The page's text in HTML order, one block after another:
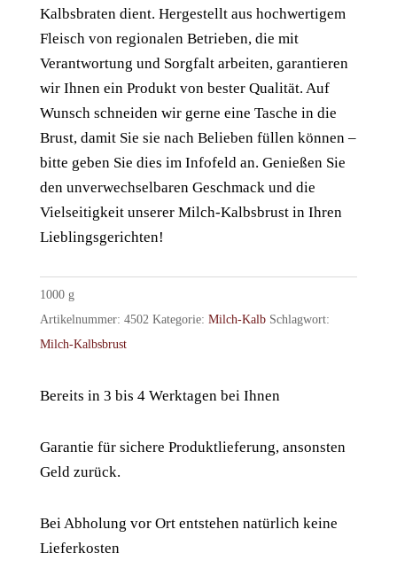
Kalbsbraten dient. Hergestellt aus hochwertigem
Fleisch von regionalen Betrieben, die mit
Verantwortung und Sorgfalt arbeiten, garantieren
wir Ihnen ein Produkt von bester Qualität. Auf
Wunsch schneiden wir gerne eine Tasche in die
Brust, damit Sie sie nach Belieben füllen können –
bitte geben Sie dies im Infofeld an. Genießen Sie
den unverwechselbaren Geschmack und die
Vielseitigkeit unserer Milch-Kalbsbrust in Ihren
Lieblingsgerichten!
1000 g
Artikelnummer: 4502 Kategorie: Milch-Kalb Schlagwort:
Milch-Kalbsbrust
Bereits in 3 bis 4 Werktagen bei Ihnen
Garantie für sichere Produktlieferung, ansonsten
Geld zurück.
Bei Abholung vor Ort entstehen natürlich keine
Lieferkosten